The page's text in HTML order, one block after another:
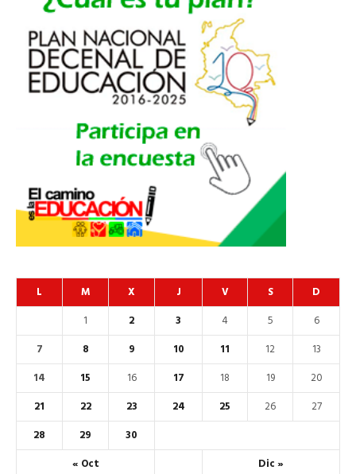
L M X J V S D
« Oct Dic »
1 2 3 4 5
6
7
8 9 10 11 12
13
14
15 16 17 18 19
20
21
22 23 24 25 26
27
28
29 30